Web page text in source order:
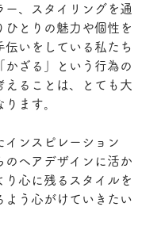
ー、スタイリングを通
ひとりの魅力や個性を
伝いをしている私たち
かざる」という行為の
えることは、とても大
ます。
インスピレーション
のヘアデザインに活か
り心に残るスタイルを
よう心がけていきたい